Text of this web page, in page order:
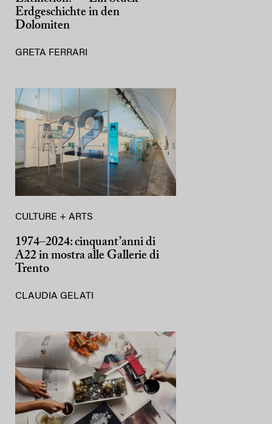
Erdgeschichte in den
Dolomiten
GRETA FERRARI
CULTURE + ARTS
1974–2024: cinquant’anni di
A22 in mostra alle Gallerie di
Trento
CLAUDIA GELATI